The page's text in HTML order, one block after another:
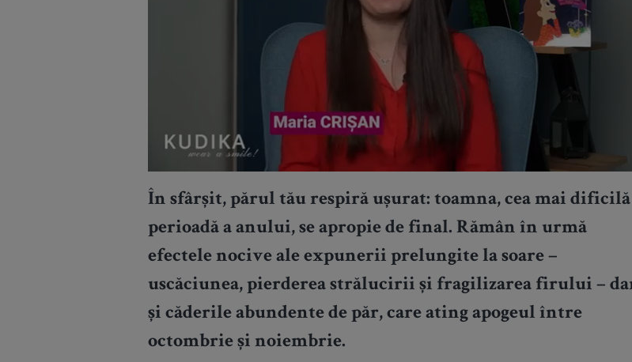
În sfârșit, părul tău respiră ușurat: toamna, cea mai dificilă
perioadă a anului, se apropie de final. Rămân în urmă
efectele nocive ale expunerii prelungite la soare –
uscăciunea, pierderea strălucirii și fragilizarea firului –
și căderile abundente de păr, care ating apogeul între
octombrie și noiembrie.